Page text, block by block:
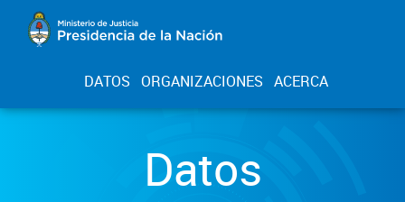
DATOS ORGANIZACIONES ACERCA
Datos